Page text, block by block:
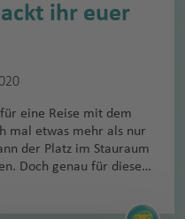
ihr euer
eine Reise mit dem
mal etwas mehr als nur
der Platz im Stauraum
Doch genau für diese…